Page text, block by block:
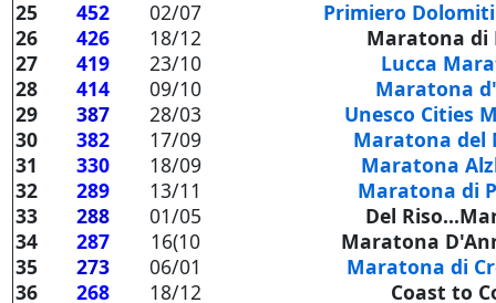
25
452 02/07
Primiero
26
426 18/12
Maratona di
27
419 23/10
Lucca
28
414 09/10
Maratona
29
387 28/03
Unesco Cities
30
382 17/09
Maratona del
31
330 18/09
Maratona
32
289 13/11
Maratona di
33
288 01/05
Del
34
287 16(10
Maratona
35
273 06/01
Maratona di
36
268 18/12 Coast to